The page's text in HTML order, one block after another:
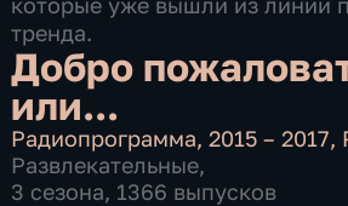
тренда.
Добро
или...
Радиопрограмма,2015 – 2017,
Развлекательные,
3 сезона, 1366 выпусков